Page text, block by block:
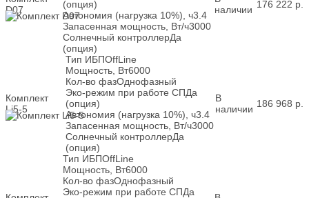
D07
(опция)
Автономия (нагрузка 10%), ч3.4
Запасенная мощность, Вт/ч3000
Солнечный контроллерДа
(опция)
наличии 176 222 р.
Комплект
Li5-5
Тип ИБПOffLine
Мощность, Вт6000
Кол-во фазОднофазный
Эко-режим при работе СПДа
(опция)
Автономия (нагрузка 10%), ч3.4
Запасенная мощность, Вт/ч3000
Солнечный контроллерДа
(опция)
В
наличии 186 968 р.
Тип ИБПOffLine
Мощность, Вт6000
Кол-во фазОднофазный
Эко-режим при работе СПДа